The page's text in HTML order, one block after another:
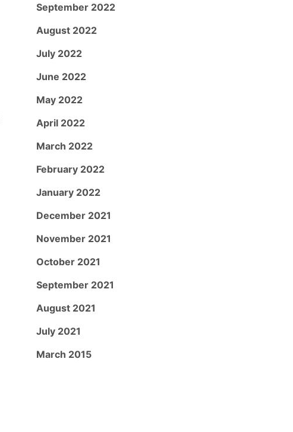
September 2022
August 2022
July 2022
June 2022
May 2022
April 2022
March 2022
February 2022
January 2022
December 2021
November 2021
October 2021
September 2021
August 2021
July 2021
March 2015